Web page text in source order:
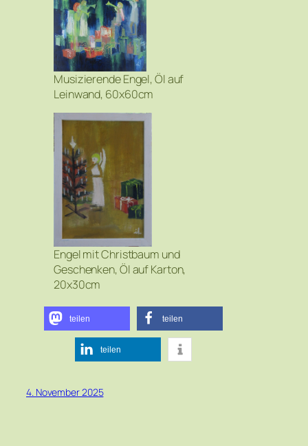
Musizierende Engel, Öl auf
Leinwand, 60x60cm
Engel mit Christbaum und
Geschenken, Öl auf Karton,
20x30cm
teilen teilen
teilen
4. November 2025